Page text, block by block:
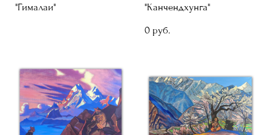
"Гималаи"
"Канчендхунга"
0 pуб.